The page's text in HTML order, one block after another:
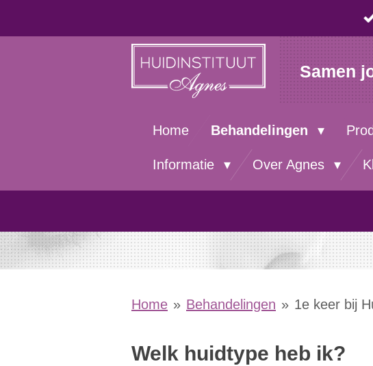
direct
Samen
Home Behandelingen
Informatie Over Agnes
Home » Behandelingen » 1e keer bij
Welk huidtype heb ik?